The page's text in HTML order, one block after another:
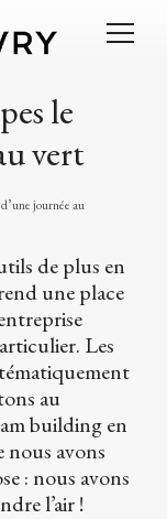
le
vert
journée au
de plus en
une place
Les
au
building en
nous avons
: nous avons
l’air !